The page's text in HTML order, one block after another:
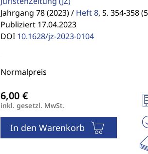
Jahrgang 78 (2023) / Heft 8, S. 354-358
Publiziert 17.04.2023
DOI 10.1628/jz-2023-0104
Normalpreis
inkl. gesetzl. MwSt.
In den Warenkorb